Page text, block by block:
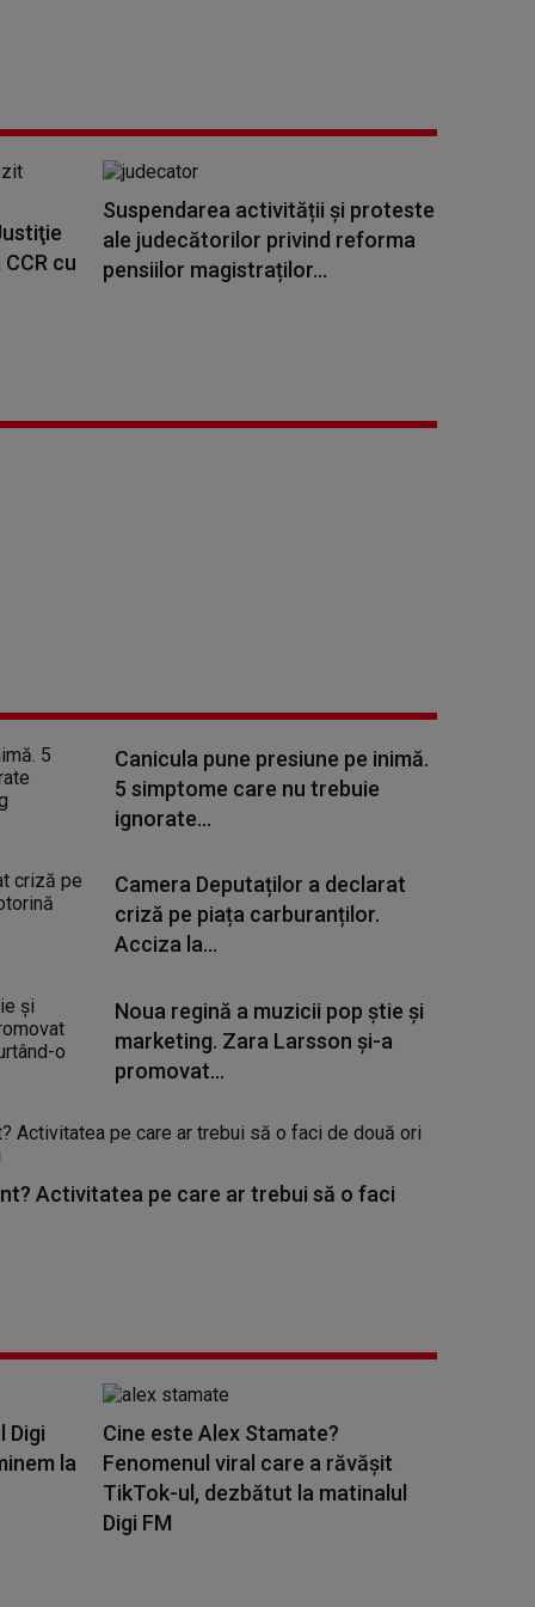
cu
Suspendarea activității și proteste
ale judecătorilor privind reforma
pensiilor magistraților...
Canicula pune presiune pe inimă.
5 simptome care nu trebuie
ignorate...
Camera Deputaților a declarat
criză pe piața carburanților.
Acciza la...
Noua regină a muzicii pop știe și
marketing. Zara Larsson și-a
promovat...
Activitatea pe care ar trebui să o faci
Digi
la
Cine este Alex Stamate?
Fenomenul viral care a răvășit
TikTok-ul, dezbătut la matinalul
Digi FM